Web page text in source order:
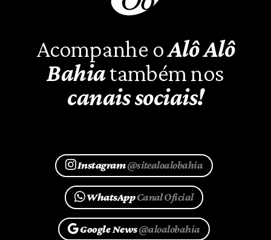
Acompanhe oAlô Alô
Bahiatambém nos
canais sociais!
Instagram@sitealoalobahia
WhatsAppCanal Oficial
Google News@aloalobahia